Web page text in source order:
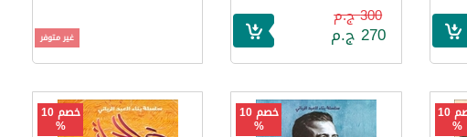
300 ج.م
270 ج.م غير متوفر
خصم 10
%
خصم 10
%
خصم 10
%